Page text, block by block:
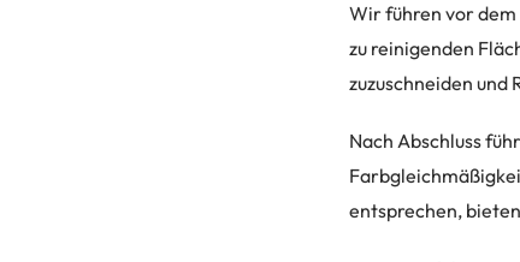
Wir führen vor dem
zu reinigenden
zuzuschneiden und
Nach Abschluss
entsprechen,